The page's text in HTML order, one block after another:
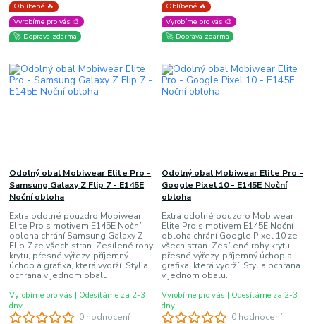
Oblíbené 🔥
Vyrobíme pro vás 🎨
🚀 Doprava zdarma
0 hodnocení
Odolný obal Mobiwear Elite Pro -
Samsung Galaxy Z Flip 7 - E145E
Noční obloha
Extra odolné pouzdro Mobiwear
Elite Pro s motivem E145E Noční
obloha chrání Samsung Galaxy Z
Flip 7 ze všech stran. Zesílené rohy
krytu, přesné výřezy, příjemný
úchop a grafika, která vydrží. Styl a
ochrana v jednom obalu.
Vyrobíme pro vás | Odesíláme za 2-3
dny
Oblíbené 🔥
Vyrobíme pro vás 🎨
🚀 Doprava zdarma
0 hodnocení
Odolný obal Mobiwear Elite Pro -
Google Pixel 10 - E145E Noční
obloha
Extra odolné pouzdro Mobiwear
Elite Pro s motivem E145E Noční
obloha chrání Google Pixel 10 ze
všech stran. Zesílené rohy krytu,
přesné výřezy, příjemný úchop a
grafika, která vydrží. Styl a ochrana
v jednom obalu.
Vyrobíme pro vás | Odesíláme za 2-3
dny